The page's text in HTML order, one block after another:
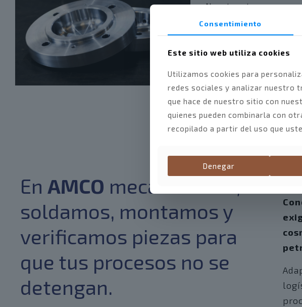
Nosotros tampoco.
En AMCO mecanizamos,
soldamos, montamos y
verificamos piezas para
que tus procesos no se
detengan.
que
Consentimiento
Este sitio web utiliza cookies
Utilizamos cookies para
redes sociales y analizar nuestro
que hace de nuestro sitio con
quienes pueden combinarla con
recopilado a partir del uso que
Denegar